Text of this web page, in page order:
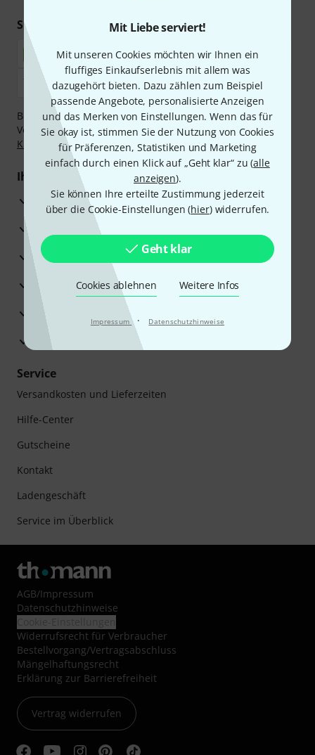
Mit Liebe serviert!
Mit unseren Cookies möchten wir Ihnen ein
fluffiges Einkaufserlebnis mit allem was
dazugehört bieten. Dazu zählen zum Beispiel
passende Angebote, personalisierte Anzeigen
und das Merken von Einstellungen. Wenn das für
Sie okay ist, stimmen Sie der Nutzung von Cookies
für Präferenzen, Statistiken und Marketing
einfach durch einen Klick auf „Geht klar“ zu (alle
anzeigen).
Sie können Ihre erteilte Zustimmung jederzeit
über die Cookie-Einstellungen (hier) widerrufen.
Geht klar
Cookies ablehnen Weitere Infos
Impressum · Datenschutzhinweise
Sicher einkaufen & bezahlen
Bezahlen Sie vertraulich und sicher per Nachnahme,
Vorkasse, PayPal, Amazon Pay,Klarna Sofort bezahlen,
Klarna Ratenzahlungoder Kreditkarte.
Ihre Vorteile
3 Jahre Thomann Garantie
30 Tage Money-Back-Garantie
Reparaturservice
Beratung durch Fachexperten
Zufriedenheitsgarantie
Europas größtes Versandlager
Service
Versandkosten und Lieferzeiten
Hilfe-Center
Gutscheine
Kontakt
Ladengeschäft
Service im Überblick
AGB/Impressum
Datenschutzhinweise
Widerrufsrecht für Verbraucher
Bestellvorgang/Vertragsabschluss
Mängelhaftungsrecht
Erklärung zur Barrierefreiheit
Vertrag widerrufen